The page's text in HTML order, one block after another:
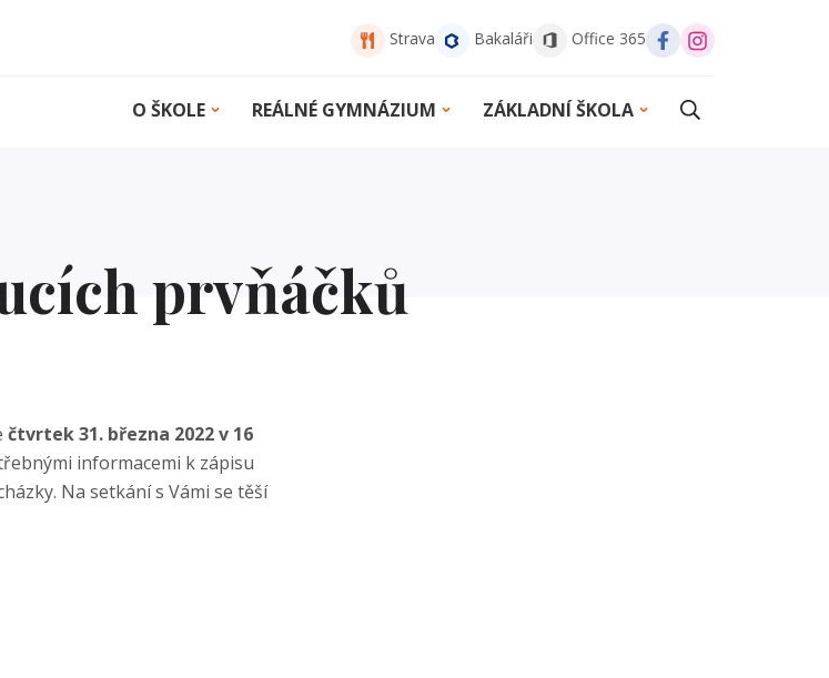
Strava Bakaláři Office 365
O ŠKOLE REÁLNÉ GYMNÁZIUM ZÁKLADNÍ ŠKOLA
prvňáčků
čtvrtek 31. března 2022 v 16
informacemi k zápisu
Na setkání s Vámi se těší